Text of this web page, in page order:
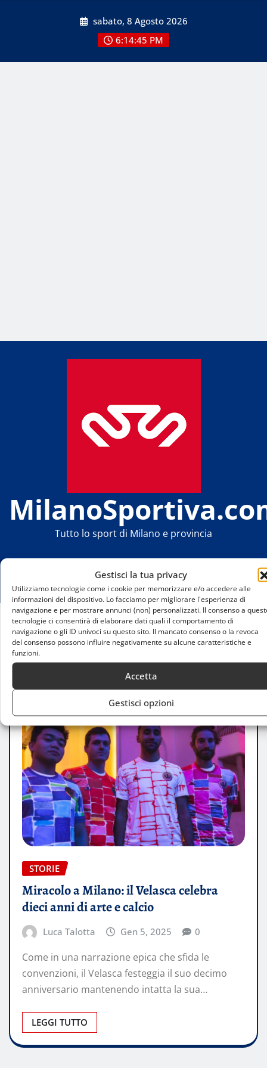
Gestisci la tua privacy
Utilizziamo tecnologie come i cookie per memorizzare e/o accedere alle
informazioni del dispositivo. Lo facciamo per migliorare l'esperienza di
navigazione e per mostrare annunci (non) personalizzati. Il consenso a
tecnologie ci consentirà di elaborare dati quali il comportamento di
navigazione o gli ID univoci su questo sito. Il mancato consenso o la revoca
del consenso possono influire negativamente su alcune caratteristiche e
funzioni.
Accetta
Gestisci opzioni
sabato, 8 Agosto 2026
6:14:45 PM
Tutto lo sport di Milano e provincia
Home
Miracolo a Milano: il Velasca celebra dieci anni di
arte e calcio
STORIE
Miracolo a Milano: il Velasca celebra
dieci anni di arte e calcio
Luca Talotta Gen 5, 2025 0
Come in una narrazione epica che sfida le
convenzioni, il Velasca festeggia il suo decimo
anniversario mantenendo intatta la sua…
LEGGI TUTTO